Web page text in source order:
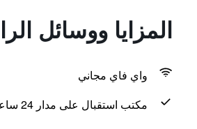
المزايا ووسائل
واي فاي مجاني
مكتب استقبال على مدار 24 ساعة